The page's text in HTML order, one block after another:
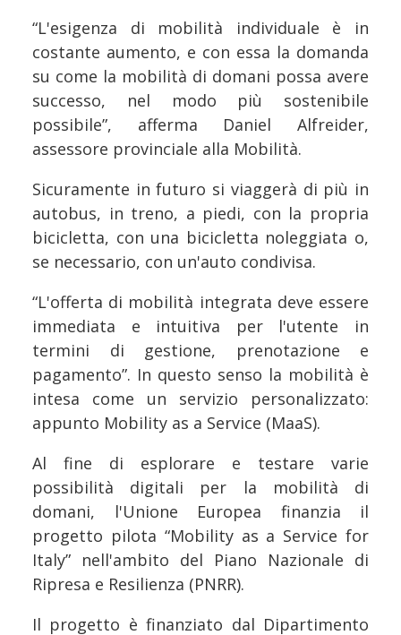
“L'esigenza di mobilità individuale è in
costante aumento, e con essa la domanda
su come la mobilità di domani possa avere
successo, nel modo più sostenibile
possibile”, afferma Daniel Alfreider,
assessore provinciale alla Mobilità.
Sicuramente in futuro si viaggerà di più in
autobus, in treno, a piedi, con la propria
bicicletta, con una bicicletta noleggiata o,
se necessario, con un'auto condivisa.
“L'offerta di mobilità integrata deve essere
immediata e intuitiva per l'utente in
termini di gestione, prenotazione e
pagamento”. In questo senso la mobilità è
intesa come un servizio personalizzato:
appunto Mobility as a Service (MaaS).
Al fine di esplorare e testare varie
possibilità digitali per la mobilità di
domani, l'Unione Europea finanzia il
progetto pilota “Mobility as a Service for
Italy” nell'ambito del Piano Nazionale di
Ripresa e Resilienza (PNRR).
Il progetto è finanziato dal Dipartimento